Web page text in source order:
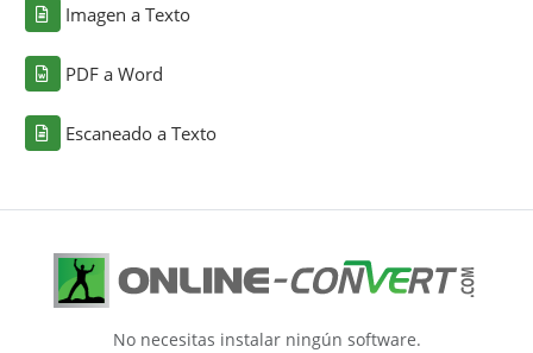
Imagen a Texto
PDF a Word
Escaneado a Texto
No necesitas instalar ningún software.